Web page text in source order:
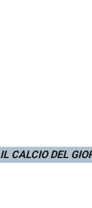
IL CALCIO DEL